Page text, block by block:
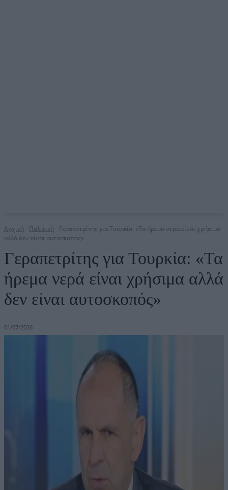
Αρχική Πολιτική
Γεραπετρίτης για Τουρκία: «Τα ήρεμα νερά είναι χρήσιμα
αλλά δεν είναι αυτοσκοπός»
Γεραπετρίτης για Τουρκία: «Τα
ήρεμα νερά είναι χρήσιμα αλλά
δεν είναι αυτοσκοπός»
01/07/2026